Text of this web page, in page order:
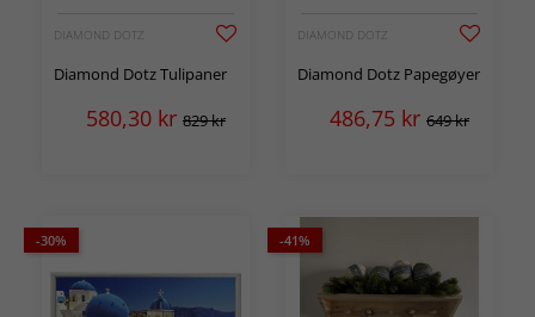
DIAMOND DOTZ
Diamond Dotz Tulipaner
580,30 kr 829 kr
DIAMOND DOTZ
Diamond Dotz Papegøyer
486,75 kr 649 kr
-30% -41%